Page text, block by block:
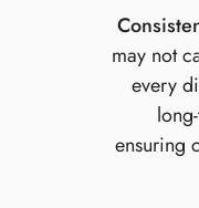
may not
every
ensuring